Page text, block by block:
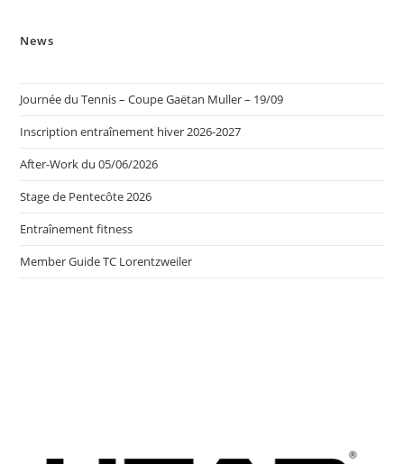
News
Journée du Tennis – Coupe Gaëtan Muller – 19/09
Inscription entraînement hiver 2026-2027
After-Work du 05/06/2026
Stage de Pentecôte 2026
Entraînement fitness
Member Guide TC Lorentzweiler